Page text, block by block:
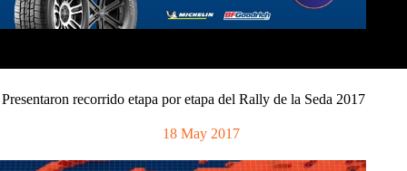
Presentaron recorrido etapa por etapa del Rally de la Seda 2017
18 May 2017